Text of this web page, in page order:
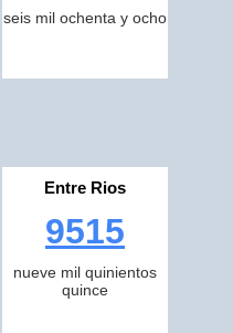
seis mil ochenta y ocho
Entre Rios
9515
nueve mil quinientos
quince